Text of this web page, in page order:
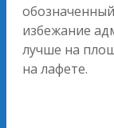
избежание
лучше на
на лафете.